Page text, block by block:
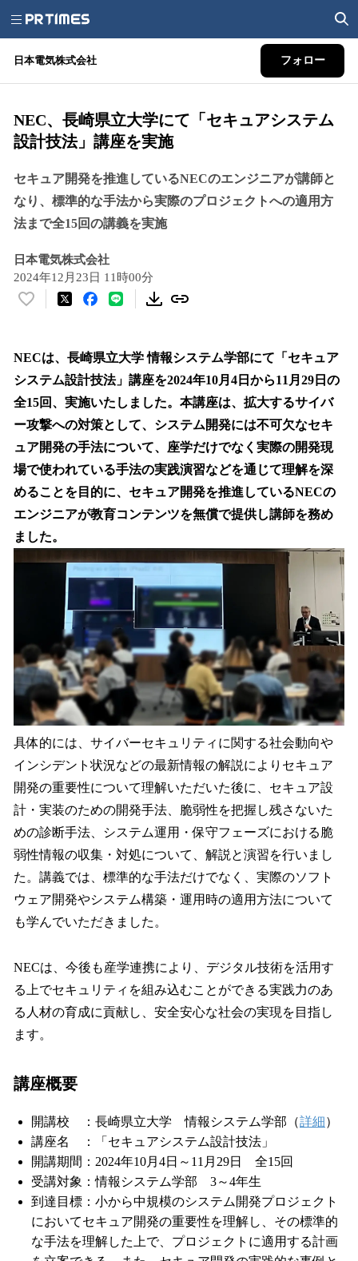
日本電気株式会社 フォロー
NEC、長崎県立大学にて「セキュアシステム
設計技法」講座を実施
セキュア開発を推進しているNECのエンジニアが講師と
なり、標準的な手法から実際のプロジェクトへの適用方
法まで全15回の講義を実施
日本電気株式会社
2024年12月23日 11時00分
い
！
数
読
み
込
み
中
で
す
NECは、長崎県立大学 情報システム学部にて「セキュア
システム設計技法」講座を2024年10月4日から11月29日の
全15回、実施いたしました。本講座は、拡大するサイバ
ー攻撃への対策として、システム開発には不可欠なセキ
ュア開発の手法について、座学だけでなく実際の開発現
場で使われている手法の実践演習などを通じて理解を深
めることを目的に、セキュア開発を推進しているNECの
エンジニアが教育コンテンツを無償で提供し講師を務め
ました。
具体的には、サイバーセキュリティに関する社会動向や
インシデント状況などの最新情報の解説によりセキュア
開発の重要性について理解いただいた後に、セキュア設
計・実装のための開発手法、脆弱性を把握し残さないた
めの診断手法、システム運用・保守フェーズにおける脆
弱性情報の収集・対処について、解説と演習を行いまし
た。講義では、標準的な手法だけでなく、実際のソフト
ウェア開発やシステム構築・運用時の適用方法について
も学んでいただきました。
NECは、今後も産学連携により、デジタル技術を活用す
る上でセキュリティを組み込むことができる実践力のあ
る人材の育成に貢献し、安全安心な社会の実現を目指し
ます。
講座概要
開講校 ：長崎県立大学 情報システム学部（詳細）
講座名 ：「セキュアシステム設計技法」
開講期間：2024年10月4日～11月29日 全15回
受講対象：情報システム学部 3～4年生
到達目標：小から中規模のシステム開発プロジェクト
においてセキュア開発の重要性を理解し、その標準的
な手法を理解した上で、プロジェクトに適用する計画